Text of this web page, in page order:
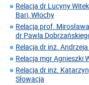
Relacja dr Lucyny
Bari, Włochy
Relacja prof.
dr Pawla
Relacja dr inż.
Relacja mgr Agnieszki
Relacja dr inż.
Słowacja